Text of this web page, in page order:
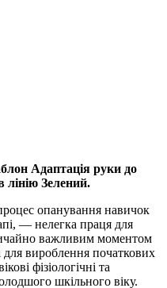
Адаптація руки до
лінію Зелений.
опанування навичок
— нелегка праця для
важливим моментом
для вироблення початкових
фізіологічні та
шкільного віку.